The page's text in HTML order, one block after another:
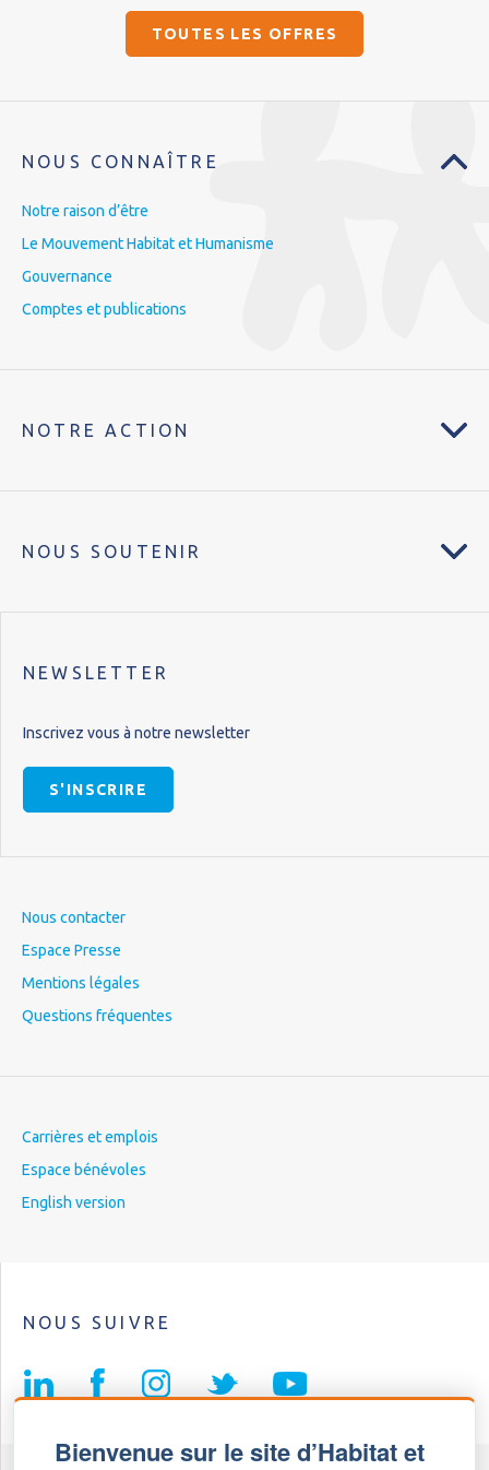
Bienvenue sur le site d’Habitat et
TOUTES LES OFFRES
NOUS CONNAÎTRE
Notre raison d’être
Le Mouvement Habitat et Humanisme
Gouvernance
Comptes et publications
NOTRE ACTION
NOUS SOUTENIR
NEWSLETTER
Inscrivez vous à notre newsletter
S'INSCRIRE
Nous contacter
Espace Presse
Mentions légales
Questions fréquentes
Carrières et emplois
Espace bénévoles
English version
NOUS SUIVRE